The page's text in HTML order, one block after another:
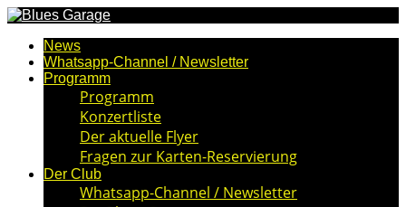
News
Whatsapp-Channel / Newsletter
Programm
Programm
Konzertliste
Der aktuelle Flyer
Fragen zur Karten-Reservierung
Der Club
Whatsapp-Channel / Newsletter